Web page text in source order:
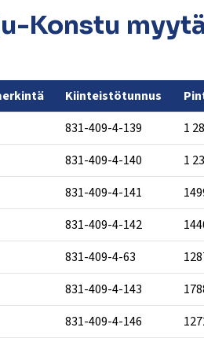
Konstu
Kiinteistötunnus
831-409-4-139 1
831-409-4-140 1
831-409-4-141
831-409-4-142
831-409-4-63
831-409-4-143
831-409-4-146